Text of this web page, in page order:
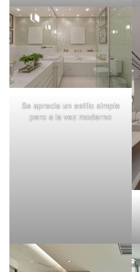
Se aprecia un estilo simple
pero a la vez moderno